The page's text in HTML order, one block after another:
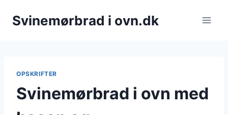
Svinemørbrad i ovn.dk
OPSKRIFTER
Svinemørbrad i ovn med